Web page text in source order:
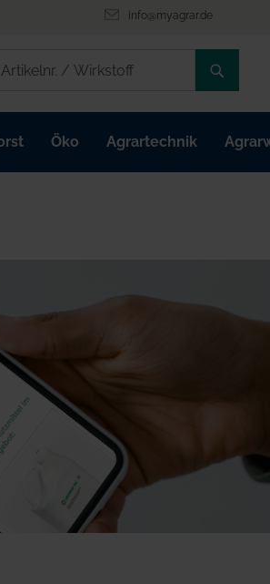
info@myagrar.de
/
/
Öko Agrartechnik